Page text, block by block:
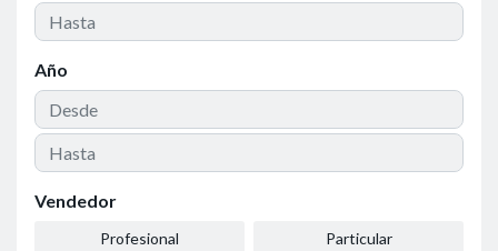
Año
Vendedor
Profesional Particular